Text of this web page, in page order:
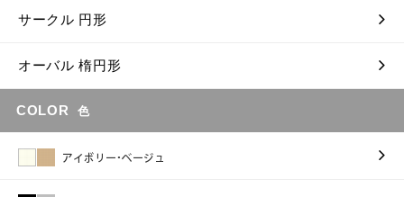
サークル 円形
オーバル 楕円形
COLOR 色